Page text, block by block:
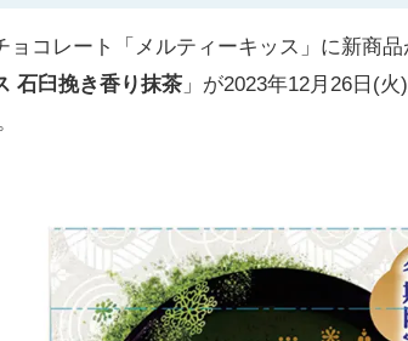
コレート「メルティーキッス」に新商
石臼挽き香り抹茶 」が2023年12月26日(